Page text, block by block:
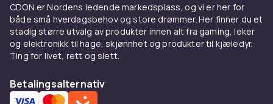
CDON er Nordens ledende markedsplass, og vi er her for
både små hverdagsbehov og store drømmer. Her finner du et
stadig større utvalg av produkter innen alt fra gaming, leker
og elektronikk til hage, skjønnhet og produkter til kjæledyr.
Ting for livet, rett og slett.
Betalingsalternativ